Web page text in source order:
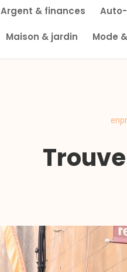
Argent & finances
Maison & jardin Mode